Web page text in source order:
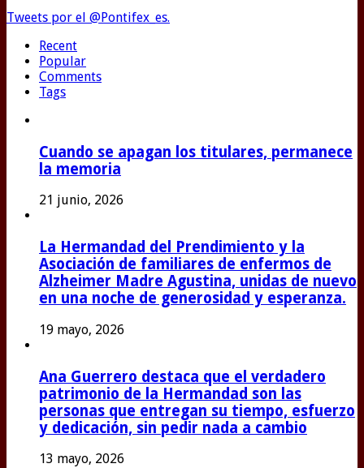
Tweets por el @Pontifex_es.
Recent
Popular
Comments
Tags
Cuando se apagan los titulares, permanece
la memoria
21 junio, 2026
La Hermandad del Prendimiento y la
Asociación de familiares de enfermos de
Alzheimer Madre Agustina, unidas de nuevo
en una noche de generosidad y esperanza.
19 mayo, 2026
Ana Guerrero destaca que el verdadero
patrimonio de la Hermandad son las
personas que entregan su tiempo, esfuerzo
y dedicación, sin pedir nada a cambio
13 mayo, 2026